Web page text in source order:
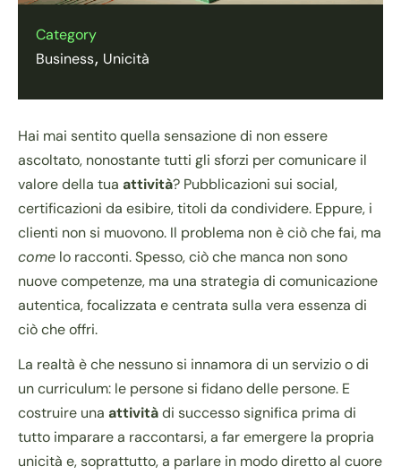
Category
Business Unicità
Hai mai sentito quella sensazione di non essere
ascoltato, nonostante tutti gli sforzi per comunicare il
valore della tua attività? Pubblicazioni sui social,
certificazioni da esibire, titoli da condividere. Eppure, i
clienti non si muovono. Il problema non è ciò che fai, ma
come lo racconti. Spesso, ciò che manca non sono
nuove competenze, ma una strategia di comunicazione
autentica, focalizzata e centrata sulla vera essenza di
ciò che offri.
La realtà è che nessuno si innamora di un servizio o di
un curriculum: le persone si fidano delle persone. E
costruire una attivitàdi successo significa prima di
tutto imparare a raccontarsi, a far emergere la propria
unicità e, soprattutto, a parlare in modo diretto al cuore